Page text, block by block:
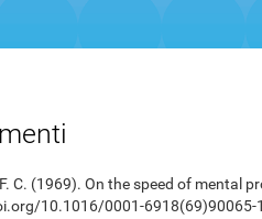
C. (1969). On the speed of mental
10.1016/0001-6918(69)90065-1